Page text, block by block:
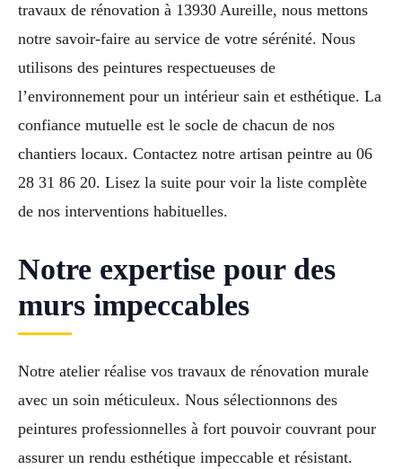
travaux de rénovation à 13930 Aureille, nous mettons
notre savoir-faire au service de votre sérénité. Nous
utilisons des peintures respectueuses de
l’environnement pour un intérieur sain et esthétique. La
confiance mutuelle est le socle de chacun de nos
chantiers locaux. Contactez notre artisan peintre au 06
28 31 86 20. Lisez la suite pour voir la liste complète
de nos interventions habituelles.
Notre expertise pour des
murs impeccables
Notre atelier réalise vos travaux de rénovation murale
avec un soin méticuleux. Nous sélectionnons des
peintures professionnelles à fort pouvoir couvrant pour
assurer un rendu esthétique impeccable et résistant.